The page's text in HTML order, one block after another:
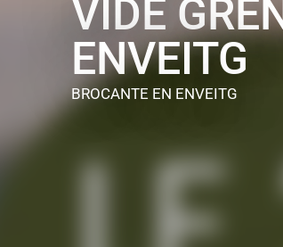
VIDE
ENVEITG
BROCANTE EN ENVEITG